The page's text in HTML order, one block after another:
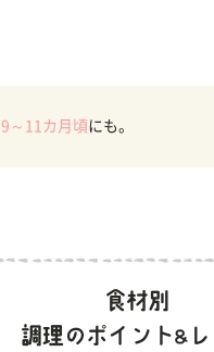
9～11カ月頃にも。